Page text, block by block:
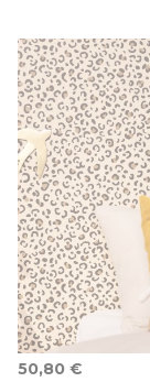
50,80 €